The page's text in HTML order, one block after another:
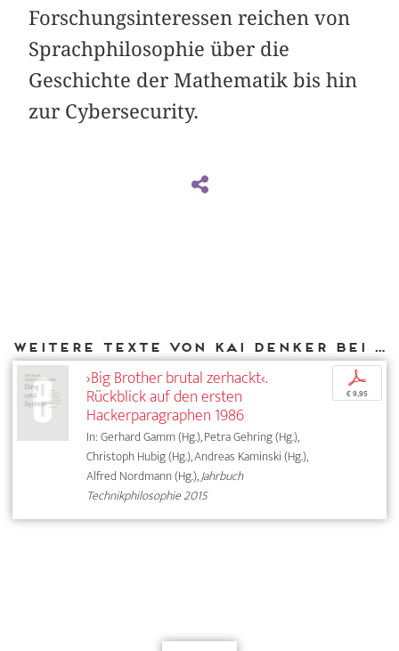
Forschungsinteressen reichen von
Sprachphilosophie über die
Geschichte der Mathematik bis hin
zur Cybersecurity.
Weitere Texte von Kai Denker bei DIAPHANES
›Big Brother brutal zerhackt‹.
Rückblick auf den ersten
Hackerparagraphen 1986
In: Gerhard Gamm (Hg.), Petra Gehring (Hg.),
Christoph Hubig (Hg.), Andreas Kaminski (Hg.),
Alfred Nordmann (Hg.),Jahrbuch
Technikphilosophie 2015
p
€ 9,95